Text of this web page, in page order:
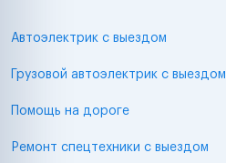
Автоэлектрик с выездом
Грузовой автоэлектрик с выездом
Помощь на дороге
Ремонт спецтехники с выездом